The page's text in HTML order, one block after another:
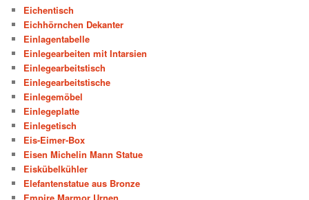
Eichentisch
Eichhörnchen Dekanter
Einlagentabelle
Einlegearbeiten mit Intarsien
Einlegearbeitstisch
Einlegearbeitstische
Einlegemöbel
Einlegeplatte
Einlegetisch
Eis-Eimer-Box
Eisen Michelin Mann Statue
Eiskübelkühler
Elefantenstatue aus Bronze